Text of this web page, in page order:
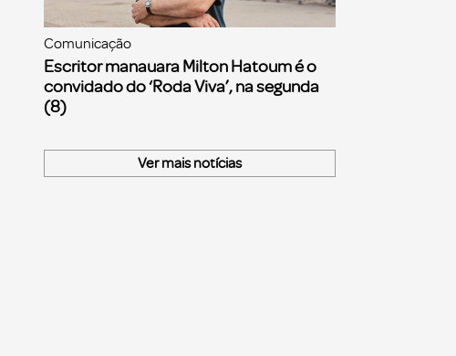
Comunicação
Escritor manauara Milton Hatoum é o
convidado do ‘Roda Viva’, na segunda
(8)
Ver mais notícias